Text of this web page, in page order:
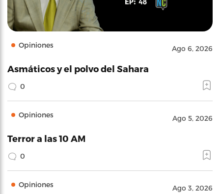
Opiniones Ago 6, 2026
Asmáticos y el polvo del Sahara
0
Opiniones Ago 5, 2026
Terror a las 10 AM
0
Opiniones Ago 3, 2026